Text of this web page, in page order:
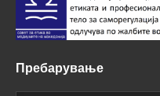
Пребарување